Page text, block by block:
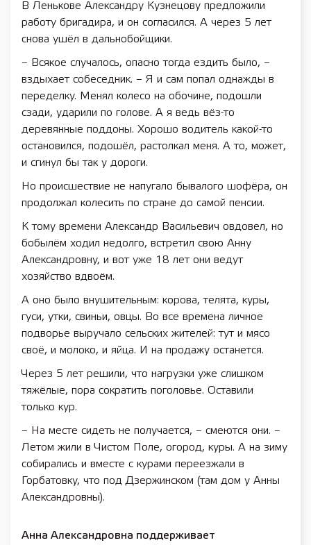
В Ленькове Александру Кузнецову предложили
работу бригадира, и он согласился. А через 5 лет
снова ушёл в дальнобойщики.
– Всякое случалось, опасно тогда ездить было, –
вздыхает собеседник. – Я и сам попал однажды в
переделку. Менял колесо на обочине, подошли
сзади, ударили по голове. А я ведь вёз-то
деревянные поддоны. Хорошо водитель какой-то
остановился, подошёл, растолкал меня. А то, может,
и сгинул бы так у дороги.
Но происшествие не напугало бывалого шофёра, он
продолжал колесить по стране до самой пенсии.
К тому времени Александр Васильевич овдовел, но
бобылём ходил недолго, встретил свою Анну
Александровну, и вот уже 18 лет они ведут
хозяйство вдвоём.
А оно было внушительным: корова, телята, куры,
гуси, утки, свиньи, овцы. Во все времена личное
подворье выручало сельских жителей: тут и мясо
своё, и молоко, и яйца. И на продажу останется.
Через 5 лет решили, что нагрузки уже слишком
тяжёлые, пора сократить поголовье. Оставили
только кур.
– На месте сидеть не получается, – смеются они. –
Летом жили в Чистом Поле, огород, куры. А на зиму
собирались и вместе с курами переезжали в
Горбатовку, что под Дзержинском (там дом у Анны
Александровны).
Анна Александровна поддерживает